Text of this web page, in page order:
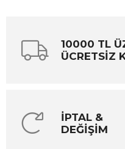
10000 TL
ÜCRETSİZ
İPTAL &
DEĞİŞİM